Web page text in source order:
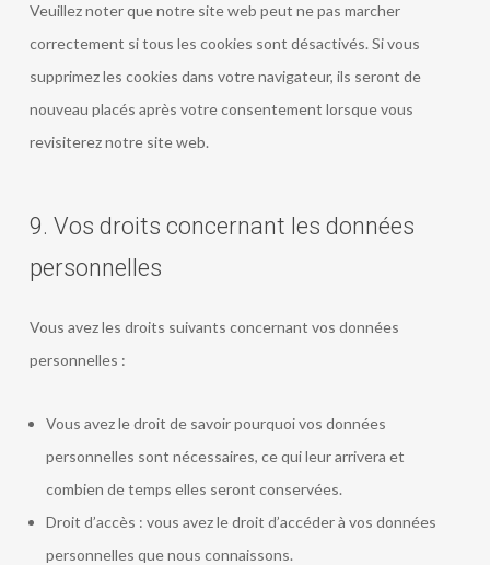
Veuillez noter que notre site web peut ne pas marcher
correctement si tous les cookies sont désactivés. Si vous
supprimez les cookies dans votre navigateur, ils seront de
nouveau placés après votre consentement lorsque vous
revisiterez notre site web.
9. Vos droits concernant les données
personnelles
Vous avez les droits suivants concernant vos données
personnelles :
Vous avez le droit de savoir pourquoi vos données
personnelles sont nécessaires, ce qui leur arrivera et
combien de temps elles seront conservées.
Droit d’accès : vous avez le droit d’accéder à vos données
personnelles que nous connaissons.